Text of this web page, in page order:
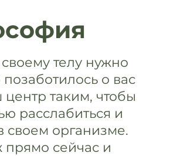
телу нужно
о вас
таким, чтобы
расслабиться и
своем организме.
прямо сейчас и